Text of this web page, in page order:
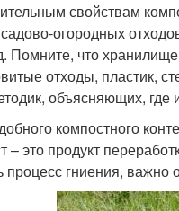
свойствам
огородных
Помните, что
отходы, пластик,
объясняющих,
компостного
– это продукт
процесс гниения,